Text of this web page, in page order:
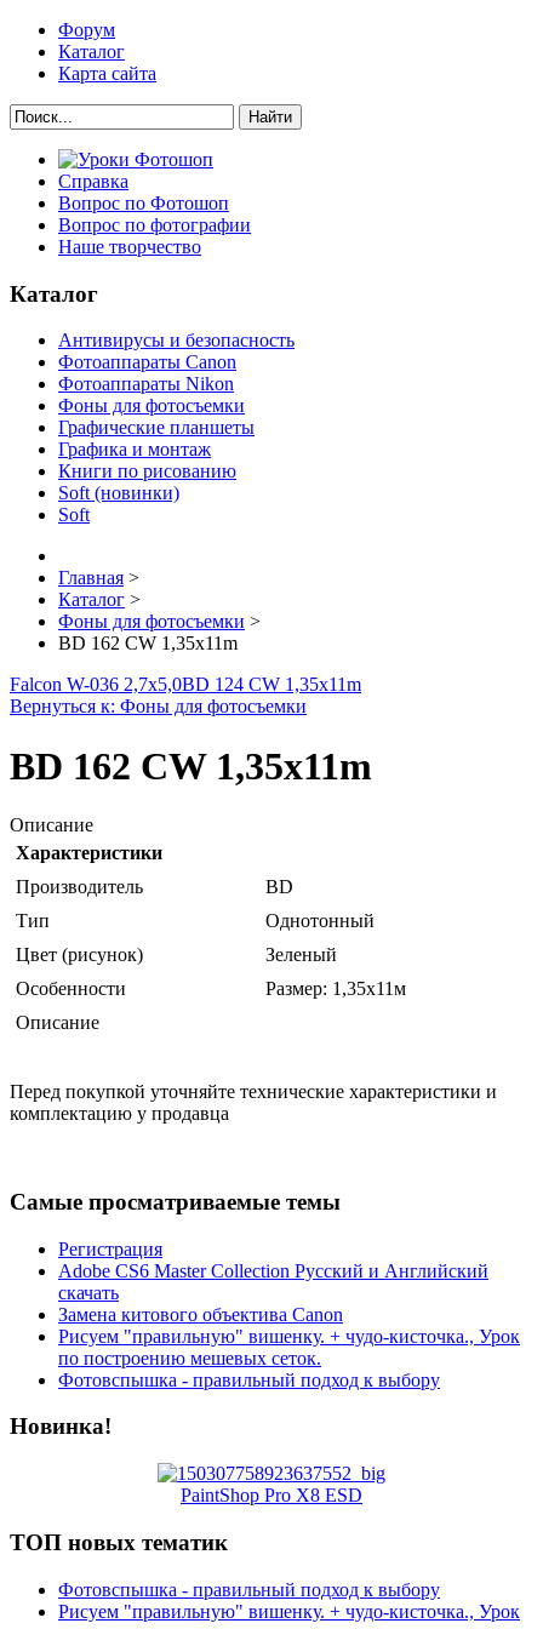
Форум
Каталог
Карта сайта
Найти
Справка
Вопрос по Фотошоп
Вопрос по фотографии
Наше творчество
Каталог
Антивирусы и безопасность
Фотоаппараты Canon
Фотоаппараты Nikon
Фоны для фотосъемки
Графические планшеты
Графика и монтаж
Книги по рисованию
Soft (новинки)
Soft
Главная >
Каталог >
Фоны для фотосъемки >
BD 162 CW 1,35х11m
Falcon W-036 2,7х5,0BD 124 CW 1,35х11m
Вернуться к: Фоны для фотосъемки
BD 162 CW 1,35х11m
Описание
Характеристики
Производитель
BD
Тип
Однотонный
Цвет (рисунок)
Зеленый
Особенности
Размер: 1,35х11м
Описание
Перед покупкой уточняйте технические характеристики и
комплектацию у продавца
Самые просматриваемые темы
Регистрация
Adobe CS6 Master Collection Русский и Английский
скачать
Замена китового объектива Canon
Рисуем "правильную" вишенку. + чудо-кисточка., Урок
по построению мешевых сеток.
Фотовспышка - правильный подход к выбору
Новинка!
PaintShop Pro X8 ESD
ТОП новых тематик
Фотовспышка - правильный подход к выбору
Рисуем "правильную" вишенку. + чудо-кисточка., Урок